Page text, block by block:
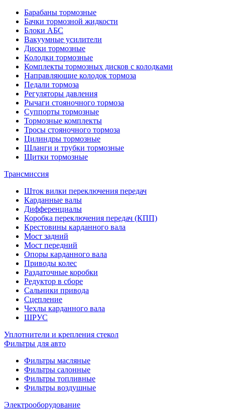
Барабаны тормозные
Бачки тормозной жидкости
Блоки АБС
Вакуумные усилители
Диски тормозные
Колодки тормозные
Комплекты тормозных дисков с колодками
Направляющие колодок тормоза
Педали тормоза
Регуляторы давления
Рычаги стояночного тормоза
Суппорты тормозные
Тормозные комплекты
Тросы стояночного тормоза
Цилиндры тормозные
Шланги и трубки тормозные
Щитки тормозные
Трансмиссия
Шток вилки переключения передач
Карданные валы
Дифференциалы
Коробка переключения передач (КПП)
Крестовины карданного вала
Мост задний
Мост передний
Опоры карданного вала
Приводы колес
Раздаточные коробки
Редуктор в сборе
Сальники привода
Сцепление
Чехлы карданного вала
ШРУС
Уплотнители и крепления стекол
Фильтры для авто
Фильтры масляные
Фильтры салонные
Фильтры топливные
Фильтры воздушные
Электрооборудование